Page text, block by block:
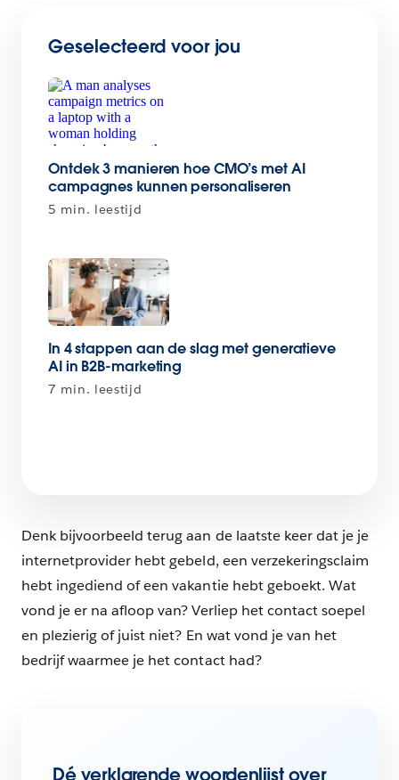
Geselecteerd voor jou
Ontdek 3 manieren hoe CMO’s met AI
campagnes kunnen personaliseren
5 min. leestijd
In 4 stappen aan de slag met generatieve
AI in B2B-marketing
7 min. leestijd
Denk bijvoorbeeld terug aan de laatste keer dat je je
internetprovider hebt gebeld, een verzekeringsclaim
hebt ingediend of een vakantie hebt geboekt. Wat
vond je er na afloop van? Verliep het contact soepel
en plezierig of juist niet? En wat vond je van het
bedrijf waarmee je het contact had?
Dé verklarende woordenlijst over